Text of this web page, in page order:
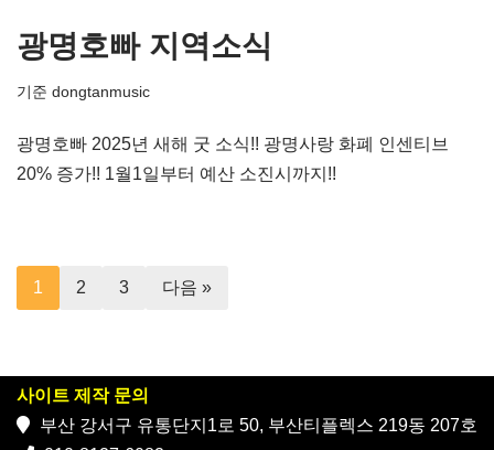
광명호빠 지역소식
기준 dongtanmusic
광명호빠 2025년 새해 굿 소식!! 광명사랑 화폐 인센티브
20% 증가!! 1월1일부터 예산 소진시까지!!
1 2 3 다음 »
사이트 제작 문의
부산 강서구 유통단지1로 50, 부산티플렉스 219동 207호